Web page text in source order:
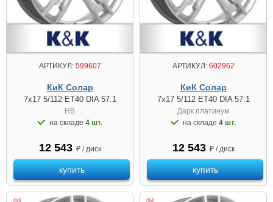
АРТИКУЛ:599607
КиК Солар
7x17 5/112 ET40 DIA 57.1
HB
на складе 4 шт.
12 543 ₽ / диск
купить
АРТИКУЛ:602962
КиК Солар
7x17 5/112 ET40 DIA 57.1
Дарк платинум
на складе 4 шт.
12 543 ₽ / диск
купить